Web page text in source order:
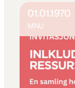
01.01.1970
MNU